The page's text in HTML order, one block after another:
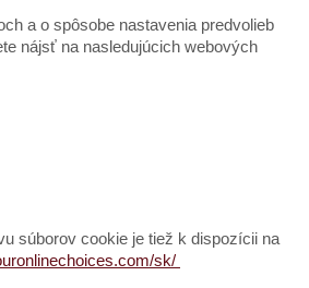
a o spôsobe nastavenia predvolieb
nájsť na nasledujúcich webových
súborov cookie je tiež k dispozícii na
sk/